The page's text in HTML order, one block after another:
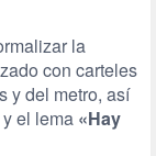
la
con carteles
y del metro, así
el lema «Hay